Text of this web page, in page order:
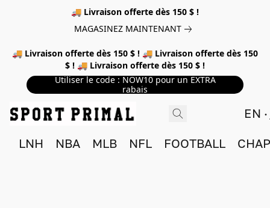
🚚 Livraison offerte dès 150 $ !
MAGASINEZ MAINTENANT
🚚 Livraison offerte dès 150 $ ! 🚚 Livraison offerte dès 150
$ ! 🚚 Livraison offerte dès 150 $ !
Utiliser le code : NOW10 pour un EXTRA
rabais
EN
LNH NBA MLB NFL FOOTBALL